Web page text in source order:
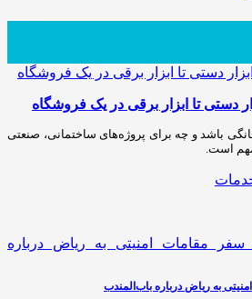
دستی تا ابزار برقی در یک فروشگاه
باشد و چه برای پروژه‌های ساختمانی، صنعتی
است.
به ریاض درباره باب‌المندب